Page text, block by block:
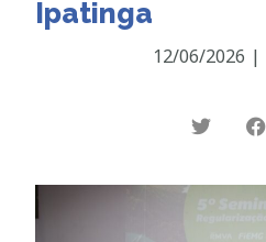
Ipatinga
12/06/2026 |